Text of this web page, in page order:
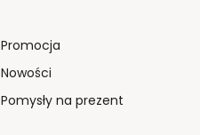
Promocja
Nowości
Pomysły na prezent